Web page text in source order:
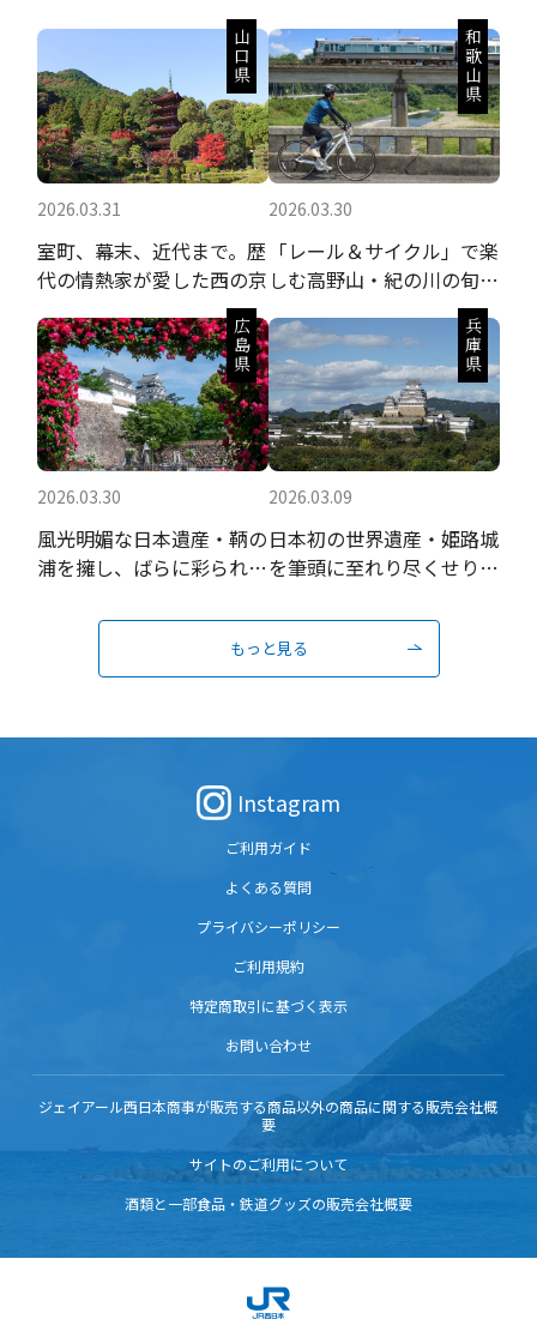
2026.03.31
山口県
室町、幕末、近代まで。歴
代の情熱家が愛した西の京
2026.03.30
和歌山県
「レール＆サイクル」で楽
しむ高野山・紀の川の旬の
2026.03.30
広島県
風光明媚な日本遺産・鞆の
浦を擁し、ばらに彩られる
2026.03.09
兵庫県
日本初の世界遺産・姫路城
を筆頭に至れり尽くせりの
もっと見る
Instagram
ご利用ガイド
よくある質問
プライバシーポリシー
ご利用規約
特定商取引に基づく表示
お問い合わせ
ジェイアール西日本商事が販売する商品以外の商品に関する販売会社概
要
サイトのご利用について
酒類と一部食品・鉄道グッズの販売会社概要